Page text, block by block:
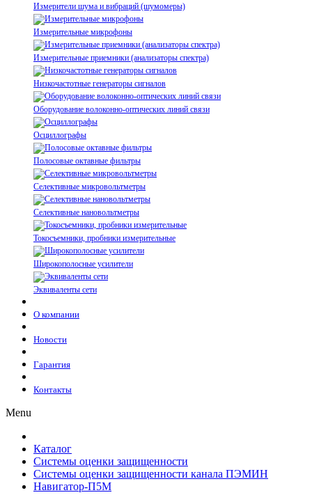
Измерители шума и вибраций (шумомеры)
Измерительные микрофоны
Измерительные приемники (анализаторы спектра)
Низкочастотные генераторы сигналов
Оборудование волоконно-оптических линий связи
Осциллографы
Полосовые октавные фильтры
Селективные микровольтметры
Селективные нановольтметры
Токосъемники, пробники измерительные
Широкополосные усилители
Эквиваленты сети
О компании
Новости
Гарантия
Контакты
Menu
Каталог
Системы оценки защищенности
Системы оценки защищенности канала ПЭМИН
Навигатор-П5М